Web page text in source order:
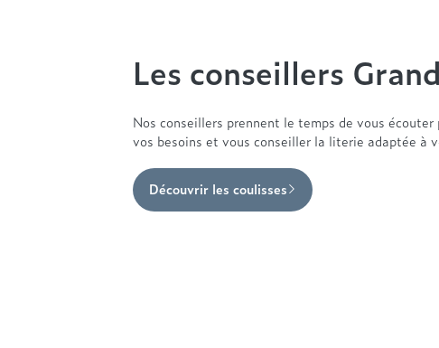
Les conseillers
Nos conseillers prennent le temps de vous écouter
vos besoins et vous conseiller la literie adaptée à
Découvrir les coulisses